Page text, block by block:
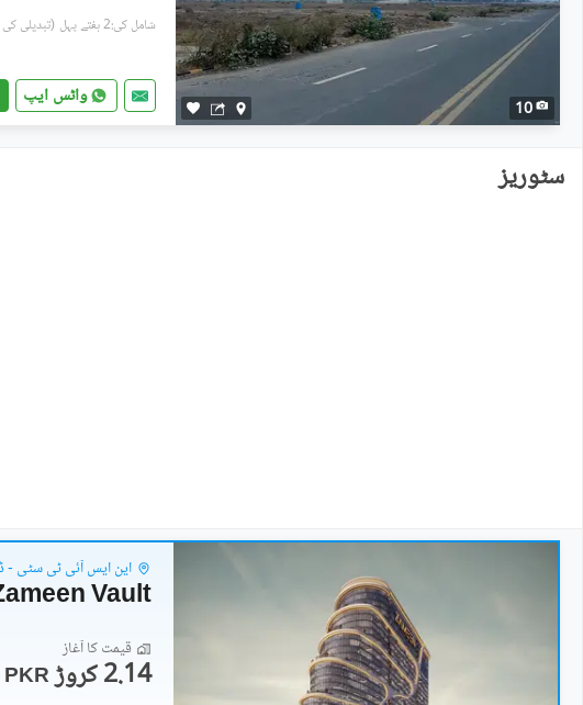
10
شامل کی:2 ہفتے پہل (تبدیلی کی گئی:1
واٹس ایپ
سٹوریز
این ایس آئی ٹی سٹی -
Vault
قیمت کا آغاز
PKR 2.14 کروڑ